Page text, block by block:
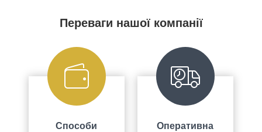
Переваги нашої компанії
Способи
Оперативна